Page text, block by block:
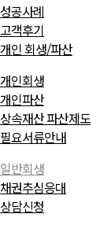
성공사례
고객후기
개인 회생/파산
개인회생
개인파산
상속재산 파산제도
필요서류안내
일반회생
채권추심응대
상담신청